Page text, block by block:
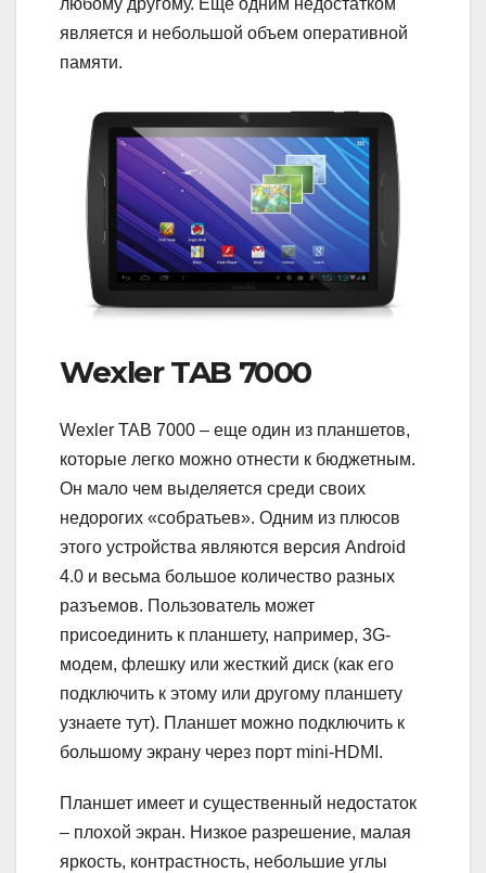
любому другому. Еще одним недостатком
является и небольшой объем оперативной
памяти.
Wexler TAB 7000
Wexler TAB 7000 – еще один из планшетов,
которые легко можно отнести к бюджетным.
Он мало чем выделяется среди своих
недорогих «собратьев». Одним из плюсов
этого устройства являются версия Android
4.0 и весьма большое количество разных
разъемов. Пользователь может
присоединить к планшету, например, 3G-
модем, флешку или жесткий диск (как его
подключить к этому или другому планшету
узнаете тут). Планшет можно подключить к
большому экрану через порт mini-HDMI.
Планшет имеет и существенный недостаток
– плохой экран. Низкое разрешение, малая
яркость, контрастность, небольшие углы